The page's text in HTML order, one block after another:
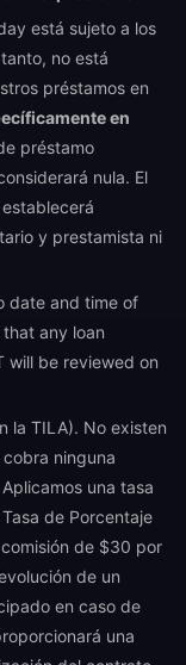
está sujeto a los
no está
préstamos en
en
préstamo
nula. El
y prestamista ni
date and time of
any loan
will be reviewed on
la TILA). No existen
ninguna
una tasa
de Porcentaje
de $30 por
de un
en caso de
una